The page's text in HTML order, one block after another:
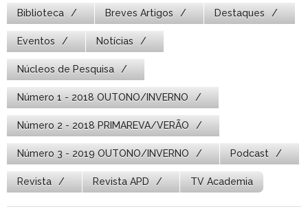
Biblioteca Breves Artigos Destaques
Eventos Notícias
Núcleos de Pesquisa
Número 1 - 2018 OUTONO/INVERNO
Número 2 - 2018 PRIMAREVA/VERÃO
Número 3 - 2019 OUTONO/INVERNO Podcast
Revista Revista APD TV Academia